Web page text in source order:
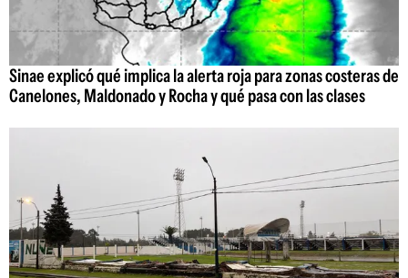
Sinae explicó qué implica la alerta roja para zonas costeras de
Canelones, Maldonado y Rocha y qué pasa con las clases